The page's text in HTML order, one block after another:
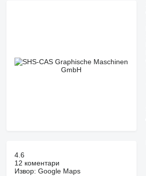
4.6
12 коментари
Извор: Google Maps